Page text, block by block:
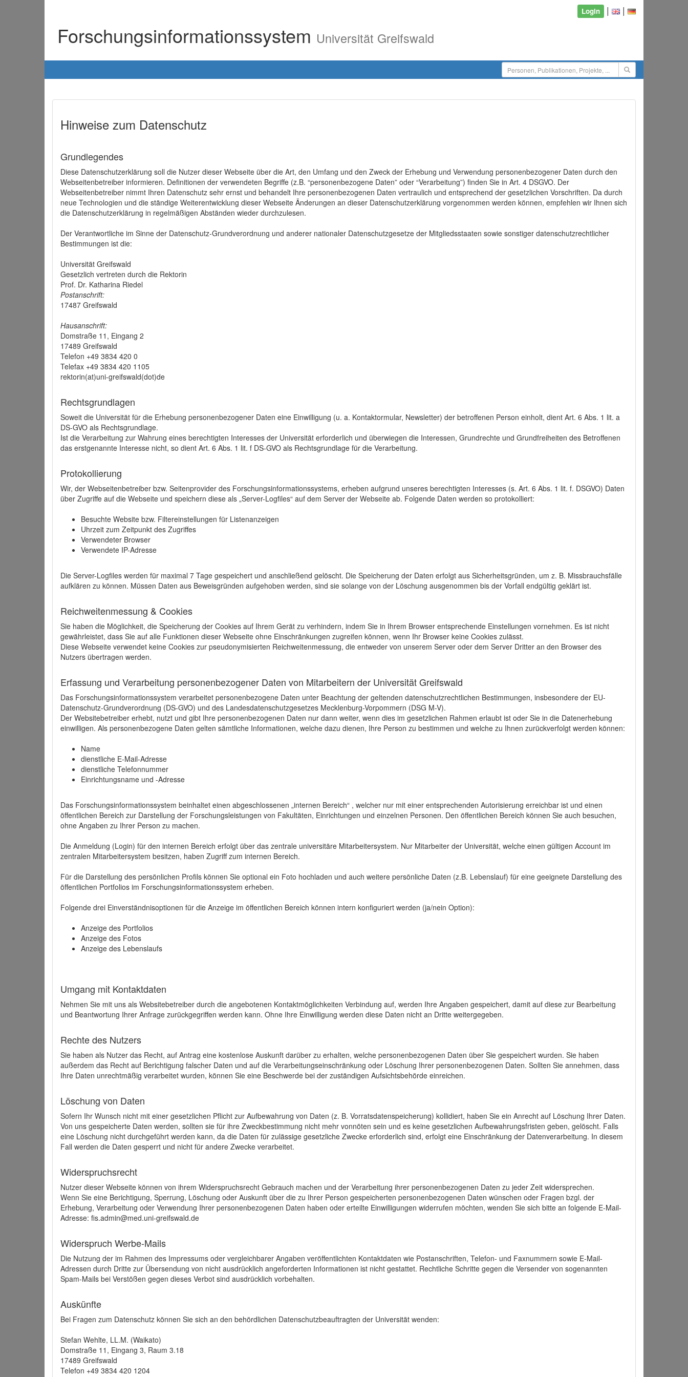
Login | |
Forschungsinformationssystem Universität Greifswald
Hinweise zum Datenschutz
Grundlegendes
Diese Datenschutzerklärung soll die Nutzer dieser Webseite über die Art, den Umfang und den Zweck der Erhebung und Verwendung personenbezogener Daten durch den
Webseitenbetreiber informieren. Definitionen der verwendeten Begriffe (z.B. “personenbezogene Daten” oder “Verarbeitung”) finden Sie in Art. 4 DSGVO. Der
Webseitenbetreiber nimmt Ihren Datenschutz sehr ernst und behandelt Ihre personenbezogenen Daten vertraulich und entsprechend der gesetzlichen Vorschriften. Da durch
neue Technologien und die ständige Weiterentwicklung dieser Webseite Änderungen an dieser Datenschutzerklärung vorgenommen werden können, empfehlen wir Ihnen sich
die Datenschutzerklärung in regelmäßigen Abständen wieder durchzulesen.
Der Verantwortliche im Sinne der Datenschutz-Grundverordnung und anderer nationaler Datenschutzgesetze der Mitgliedsstaaten sowie sonstiger datenschutzrechtlicher
Bestimmungen ist die:
Universität Greifswald
Gesetzlich vertreten durch die Rektorin
Prof. Dr. Katharina Riedel
Postanschrift:
17487 Greifswald
Hausanschrift:
Domstraße 11, Eingang 2
17489 Greifswald
Telefon +49 3834 420 0
Telefax +49 3834 420 1105
rektorin(at)uni-greifswald(dot)de
Rechtsgrundlagen
Soweit die Universität für die Erhebung personenbezogener Daten eine Einwilligung (u. a. Kontaktormular, Newsletter) der betroffenen Person einholt, dient Art. 6 Abs. 1 lit. a
DS-GVO als Rechtsgrundlage.
Ist die Verarbeitung zur Wahrung eines berechtigten Interesses der Universität erforderlich und überwiegen die Interessen, Grundrechte und Grundfreiheiten des Betroffenen
das erstgenannte Interesse nicht, so dient Art. 6 Abs. 1 lit. f DS-GVO als Rechtsgrundlage für die Verarbeitung.
Protokollierung
Wir, der Webseitenbetreiber bzw. Seitenprovider des Forschungsinformationssystems, erheben aufgrund unseres berechtigten Interesses (s. Art. 6 Abs. 1 lit. f. DSGVO) Daten
über Zugriffe auf die Webseite und speichern diese als „Server-Logfiles“ auf dem Server der Webseite ab. Folgende Daten werden so protokolliert:
Besuchte Website bzw. Filtereinstellungen für Listenanzeigen
Uhrzeit zum Zeitpunkt des Zugriffes
Verwendeter Browser
Verwendete IP-Adresse
Die Server-Logfiles werden für maximal 7 Tage gespeichert und anschließend gelöscht. Die Speicherung der Daten erfolgt aus Sicherheitsgründen, um z. B. Missbrauchsfälle
aufklären zu können. Müssen Daten aus Beweisgründen aufgehoben werden, sind sie solange von der Löschung ausgenommen bis der Vorfall endgültig geklärt ist.
Reichweitenmessung & Cookies
Sie haben die Möglichkeit, die Speicherung der Cookies auf Ihrem Gerät zu verhindern, indem Sie in Ihrem Browser entsprechende Einstellungen vornehmen. Es ist nicht
gewährleistet, dass Sie auf alle Funktionen dieser Webseite ohne Einschränkungen zugreifen können, wenn Ihr Browser keine Cookies zulässt.
Diese Webseite verwendet keine Cookies zur pseudonymisierten Reichweitenmessung, die entweder von unserem Server oder dem Server Dritter an den Browser des
Nutzers übertragen werden.
Erfassung und Verarbeitung personenbezogener Daten von Mitarbeitern der Universität Greifswald
Das Forschungsinformationssystem verarbeitet personenbezogene Daten unter Beachtung der geltenden datenschutzrechtlichen Bestimmungen, insbesondere der EU-
Datenschutz-Grundverordnung (DS-GVO) und des Landesdatenschutzgesetzes Mecklenburg-Vorpommern (DSG M-V).
Der Websitebetreiber erhebt, nutzt und gibt Ihre personenbezogenen Daten nur dann weiter, wenn dies im gesetzlichen Rahmen erlaubt ist oder Sie in die Datenerhebung
einwilligen. Als personenbezogene Daten gelten sämtliche Informationen, welche dazu dienen, Ihre Person zu bestimmen und welche zu Ihnen zurückverfolgt werden können:
Name
dienstliche E-Mail-Adresse
dienstliche Telefonnummer
Einrichtungsname und -Adresse
Das Forschungsinformationssystem beinhaltet einen abgeschlossenen „internen Bereich“ , welcher nur mit einer entsprechenden Autorisierung erreichbar ist und einen
öffentlichen Bereich zur Darstellung der Forschungsleistungen von Fakultäten, Einrichtungen und einzelnen Personen. Den öffentlichen Bereich können Sie auch besuchen,
ohne Angaben zu Ihrer Person zu machen.
Die Anmeldung (Login) für den internen Bereich erfolgt über das zentrale universitäre Mitarbeitersystem. Nur Mitarbeiter der Universität, welche einen gültigen Account im
zentralen Mitarbeitersystem besitzen, haben Zugriff zum internen Bereich.
Für die Darstellung des persönlichen Profils können Sie optional ein Foto hochladen und auch weitere persönliche Daten (z.B. Lebenslauf) für eine geeignete Darstellung des
öffentlichen Portfolios im Forschungsinformationssystem erheben.
Folgende drei Einverständnisoptionen für die Anzeige im öffentlichen Bereich können intern konfiguriert werden (ja/nein Option):
Anzeige des Portfolios
Anzeige des Fotos
Anzeige des Lebenslaufs
Umgang mit Kontaktdaten
Nehmen Sie mit uns als Websitebetreiber durch die angebotenen Kontaktmöglichkeiten Verbindung auf, werden Ihre Angaben gespeichert, damit auf diese zur Bearbeitung
und Beantwortung Ihrer Anfrage zurückgegriffen werden kann. Ohne Ihre Einwilligung werden diese Daten nicht an Dritte weitergegeben.
Rechte des Nutzers
Sie haben als Nutzer das Recht, auf Antrag eine kostenlose Auskunft darüber zu erhalten, welche personenbezogenen Daten über Sie gespeichert wurden. Sie haben
außerdem das Recht auf Berichtigung falscher Daten und auf die Verarbeitungseinschränkung oder Löschung Ihrer personenbezogenen Daten. Sollten Sie annehmen, dass
Ihre Daten unrechtmäßig verarbeitet wurden, können Sie eine Beschwerde bei der zuständigen Aufsichtsbehörde einreichen.
Löschung von Daten
Sofern Ihr Wunsch nicht mit einer gesetzlichen Pflicht zur Aufbewahrung von Daten (z. B. Vorratsdatenspeicherung) kollidiert, haben Sie ein Anrecht auf Löschung Ihrer Daten.
Von uns gespeicherte Daten werden, sollten sie für ihre Zweckbestimmung nicht mehr vonnöten sein und es keine gesetzlichen Aufbewahrungsfristen geben, gelöscht. Falls
eine Löschung nicht durchgeführt werden kann, da die Daten für zulässige gesetzliche Zwecke erforderlich sind, erfolgt eine Einschränkung der Datenverarbeitung. In diesem
Fall werden die Daten gesperrt und nicht für andere Zwecke verarbeitet.
Widerspruchsrecht
Nutzer dieser Webseite können von ihrem Widerspruchsrecht Gebrauch machen und der Verarbeitung ihrer personenbezogenen Daten zu jeder Zeit widersprechen.
Wenn Sie eine Berichtigung, Sperrung, Löschung oder Auskunft über die zu Ihrer Person gespeicherten personenbezogenen Daten wünschen oder Fragen bzgl. der
Erhebung, Verarbeitung oder Verwendung Ihrer personenbezogenen Daten haben oder erteilte Einwilligungen widerrufen möchten, wenden Sie sich bitte an folgende E-Mail-
Adresse: fis.admin@med.uni-greifswald.de
Widerspruch Werbe-Mails
Die Nutzung der im Rahmen des Impressums oder vergleichbarer Angaben veröffentlichten Kontaktdaten wie Postanschriften, Telefon- und Faxnummern sowie E-Mail-
Adressen durch Dritte zur Übersendung von nicht ausdrücklich angeforderten Informationen ist nicht gestattet. Rechtliche Schritte gegen die Versender von sogenannten
Spam-Mails bei Verstößen gegen dieses Verbot sind ausdrücklich vorbehalten.
Auskünfte
Bei Fragen zum Datenschutz können Sie sich an den behördlichen Datenschutzbeauftragten der Universität wenden:
Stefan Wehlte, LL.M. (Waikato)
Domstraße 11, Eingang 3, Raum 3.18
17489 Greifswald
Telefon +49 3834 420 1204